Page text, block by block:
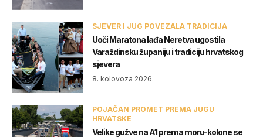
SJEVER I JUG POVEZALA TRADICIJA
Uoči Maratona lađa Neretva ugostila
Varaždinsku županiju i tradiciju hrvatskog
sjevera
8. kolovoza 2026.
POJAČAN PROMET PREMA JUGU
HRVATSKE
Velike gužve na A1 prema moru-kolone se